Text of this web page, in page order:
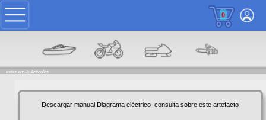
0
estas en: -> Articulos
Descargar manual Diagrama eléctrico consulta sobre este artefacto